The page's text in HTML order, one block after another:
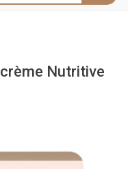
Nutritive